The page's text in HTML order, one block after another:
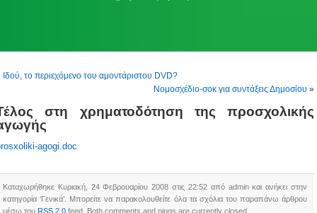
Ιδού, το περιεχόμενο του αμοντάριστου DVD?
Νομοσχέδιο-σοκ για συντάξεις Δημοσίου »
στη χρηματοδότηση της προσχολικής
agogi.doc
Καταχωρήθηκε Κυριακή, 24 Φεβρουαρίου 2008 στις 22:52 από admin και ανήκει στην
κατηγορία ‘Γενικά’. Μπορείτε να παρακολουθείτε όλα τα σχόλια του παραπάνω άρθρου
μέσω του RSS 2.0 feed. Both comments and pings are currently closed.